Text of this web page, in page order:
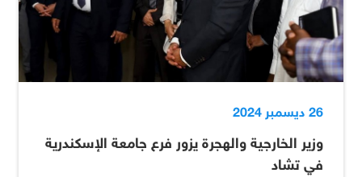
26 ديسمبر 2024
وزير الخارجية والهجرة يزور فرع جامعة الإسكندرية
في تشاد ‎